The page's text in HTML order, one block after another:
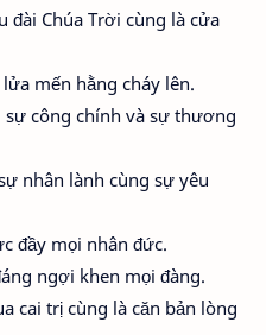
đài Chúa Trời cùng là cửa
mến hằng cháy lên.
sự công chính và sự thương
nhân lành cùng sự yêu
đầy mọi nhân đức.
ngợi khen mọi đàng.
cai trị cùng là căn bản lòng